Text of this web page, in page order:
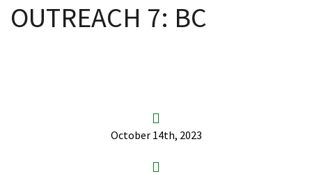
OUTREACH 7: BC
October 14th, 2023